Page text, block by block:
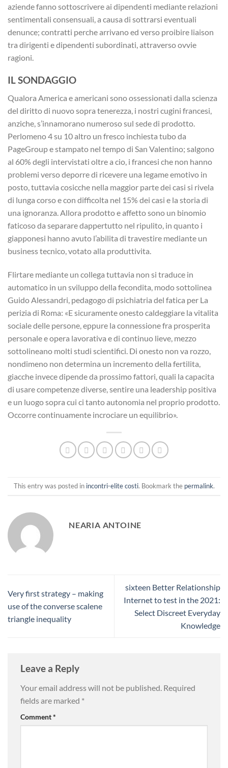
aziende fanno sottoscrivere ai dipendenti mediante relazioni
sentimentali consensuali, a causa di sottrarsi eventuali
denunce; contratti perche arrivano ed verso proibire liaison
tra dirigenti e dipendenti subordinati, attraverso ovvie
ragioni.
IL SONDAGGIO
Qualora America e americani sono ossessionati dalla scienza
del diritto di nuovo sopra tenerezza, i nostri cugini francesi,
anziche, s’innamorano numeroso sul sede di prodotto.
Perlomeno 4 su 10 altro un fresco inchiesta tubo da
PageGroup e stampato nel tempo di San Valentino; salgono
al 60% degli intervistati oltre a cio, i francesi che non hanno
problemi verso deporre di ricevere una legame emotivo in
posto, tuttavia cosicche nella maggior parte dei casi si rivela
di lunga corso e con difficolta nel 15% dei casi e la storia di
una ignoranza. Allora prodotto e affetto sono un binomio
faticoso da separare dappertutto nel ripulito, in quanto i
giapponesi hanno avuto l’abilita di travestire mediante un
business tecnico, votato alla produttivita.
Flirtare mediante un collega tuttavia non si traduce in
automatico in un sviluppo della fecondita, modo sottolinea
Guido Alessandri, pedagogo di psichiatria del fatica per La
perizia di Roma: «E sicuramente onesto caldeggiare la vitalita
sociale delle persone, eppure la connessione fra prosperita
personale e opera lavorativa e di continuo lieve, mezzo
sottolineano molti studi scientifici. Di onesto non va rozzo,
nondimeno non determina un incremento della fertilita,
giacche invece dipende da prossimo fattori, quali la capacita
di usare competenze diverse, sentire una leadership positiva
e un luogo sopra cui ci tanto autonomia nel proprio prodotto.
Occorre continuamente incrociare un equilibrio».
This entry was posted in incontri-elite costi. Bookmark the permalink.
NEARIA ANTOINE
Very first strategy – making
use of the converse scalene
triangle inequality
sixteen Better Relationship
Internet to test in the 2021:
Select Discreet Everyday
Knowledge
Leave a Reply
Your email address will not be published. Required
fields are marked *
Comment*